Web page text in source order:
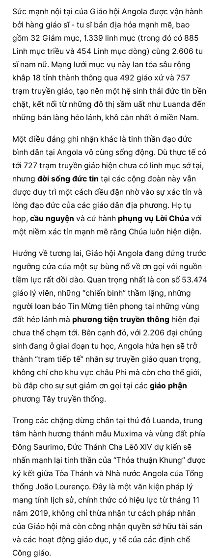
Sức mạnh nội tại của Giáo hội Angola được vận hành
bởi hàng giáo sĩ - tu sĩ bản địa hóa mạnh mẽ, bao
gồm 32 Giám mục, 1.339 linh mục (trong đó có 885
Linh mục triều và 454 Linh mục dòng) cùng 2.606 tu
sĩ nam nữ. Mạng lưới mục vụ này lan tỏa sâu rộng
khắp 18 tỉnh thành thông qua 492 giáo xứ và 757
trạm truyền giáo, tạo nên một hệ sinh thái đức tin bền
chặt, kết nối từ những đô thị sầm uất như Luanda đến
những bản làng hẻo lánh, khô cằn nhất ở miền Nam.
Một điều đáng ghi nhận khác là tinh thần đạo đức
bình dân tại Angola vô cùng sống động. Dù thực tế có
tới 727 trạm truyền giáo hiện chưa có linh mục sở tại,
nhưng đời sống đức tin tại các cộng đoàn này vẫn
được duy trì một cách đều đặn nhờ vào sự xác tín và
lòng đạo đức của các giáo dân địa phương. Họ tụ
họp, cầu nguyện và cử hành phụng vụ Lời Chúa với
một niềm xác tín mạnh mẽ rằng Chúa luôn hiện diện.
Hướng về tương lai, Giáo hội Angola đang đứng trước
ngưỡng cửa của một sự bùng nổ về ơn gọi với nguồn
tiềm lực rất dồi dào. Quan trọng nhất là con số 53.474
giáo lý viên, những “chiến binh” thầm lặng, những
người loan báo Tin Mừng tiên phong tại những vùng
đất hẻo lánh mà phương tiện truyền thông hiện đại
chưa thể chạm tới. Bên cạnh đó, với 2.206 đại chủng
sinh đang ở giai đoạn tu học, Angola hứa hẹn sẽ trở
thành “trạm tiếp tế” nhân sự truyền giáo quan trọng,
không chỉ cho khu vực châu Phi mà còn cho thế giới,
bù đắp cho sự sụt giảm ơn gọi tại các giáo phận
phương Tây truyền thống.
Trong các chặng dừng chân tại thủ đô Luanda, trung
tâm hành hương thánh mẫu Muxima và vùng đất phía
Đông Saurimo, Đức Thánh Cha Lêô XIV dự kiến sẽ
nhấn mạnh lại tinh thần của “Thỏa thuận Khung” được
ký kết giữa Tòa Thánh và Nhà nước Angola của Tổng
thống João Lourenço. Đây là một văn kiện pháp lý
mang tính lịch sử, chính thức có hiệu lực từ tháng 11
năm 2019, không chỉ thừa nhận tư cách pháp nhân
của Giáo hội mà còn công nhận quyền sở hữu tài sản
và các hoạt động giáo dục, y tế của các định chế
Công giáo.